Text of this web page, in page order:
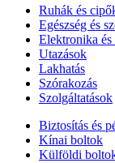
Ruhák és
Egészség és
Elektronika és
Utazások
Lakhatás
Szórakozás
Szolgáltatások
Biztosítás és
Kínai boltok
Külföldi